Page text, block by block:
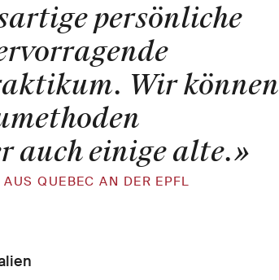
persönliche
Wir können
auch einige alte.»
QUEBEC AN DER EPFL